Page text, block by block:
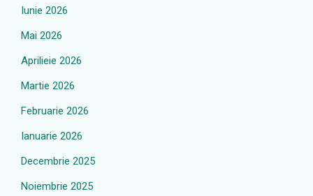
Iunie 2026
Mai 2026
Aprilieie 2026
Martie 2026
Februarie 2026
Ianuarie 2026
Decembrie 2025
Noiembrie 2025